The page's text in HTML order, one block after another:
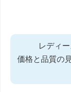
レディ
価格と品質の